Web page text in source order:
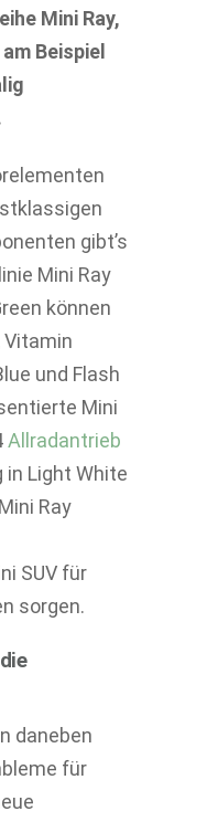
Mini Ray,
Beispiel
gibt’s
Mini Ray
können
Vitamin
und Flash
Mini
Allradantrieb
in Light White
Ray
SUV für
sorgen.
daneben
für